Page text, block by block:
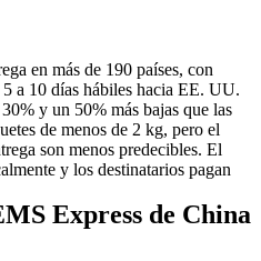
en más de 190 países, con
a 10 días hábiles hacia EE. UU.
y un 50% más bajas que las
de menos de 2 kg, pero el
son menos predecibles. El
y los destinatarios pagan
Express de China